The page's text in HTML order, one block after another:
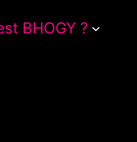
BHOGY ?